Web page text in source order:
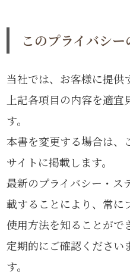
このプライバシ
当社では、お客様に提供
上記各項目の内容を適
す。
本書を変更する場合は、
サイトに掲載します。
最新のプライバシー・ス
載することにより、常に
使用方法を知ることがで
定期的にご確認ください
す。